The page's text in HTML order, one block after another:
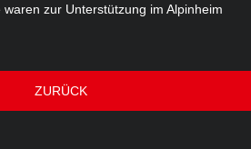
zur Unterstützung im Alpinheim
ZURÜCK